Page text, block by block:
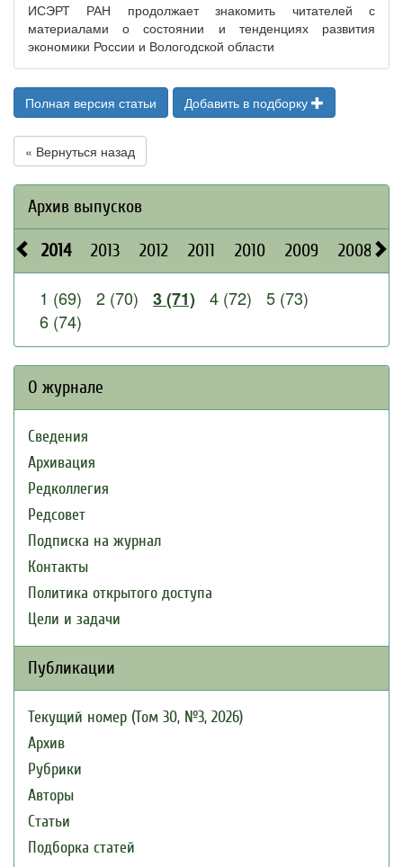
ИСЭРТ РАН продолжает знакомить читателей с
материалами о состоянии и тенденциях развития
экономики России и Вологодской области
Полная версия статьи Добавить в подборку
« Вернуться назад
Архив выпусков
2014 2013 2012 2011 2010 2009 2008
1 (69) 2 (70) 3 (71) 4 (72)
5 (73)
6 (74)
О журнале
Сведения
Архивация
Редколлегия
Редсовет
Подписка на журнал
Контакты
Политика открытого доступа
Цели и задачи
Публикации
Текущий номер (Том 30, №3, 2026)
Архив
Рубрики
Авторы
Статьи
Подборка статей